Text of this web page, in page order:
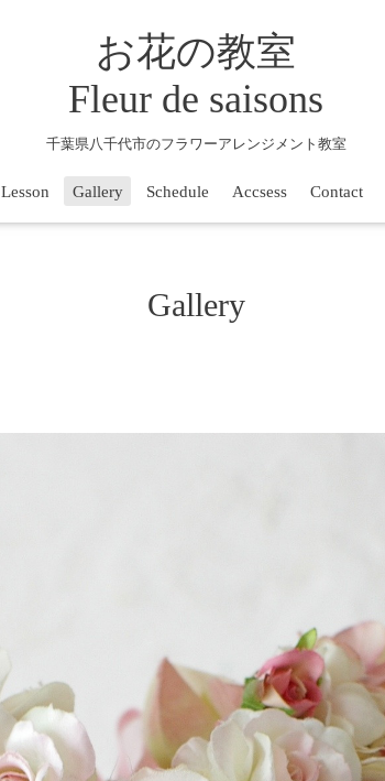
お花の教室
Fleur de saisons
千葉県八千代市のフラワーアレンジメント教室
Lesson Gallery Schedule Accsess Contact
Gallery